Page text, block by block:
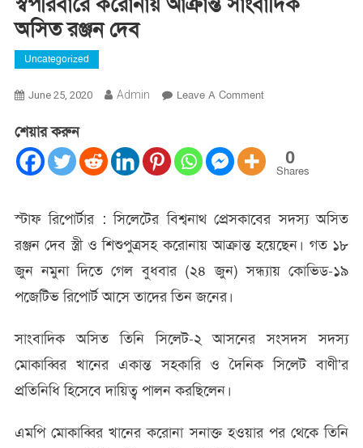
অসিত রঞ্জন দেব
Uncategorized
June 25, 2020 Admin Leave A CommentOn
আক্রান্ত
সাংবাদিক
দেব
শেয়ার করুন
0
Shares
স্টাফ রিপোর্টার : সিলেটের বিশ্বনাথ প্রেসকাবের সদস্য অসিত
রঞ্জন দেব স্ত্রী ও শিশুপুত্রসহ করোনায় আক্রান্ত হয়েছেন। গত ১৮
জুন নমুনা দিতে গেল বুধবার (২৪ জুন) সন্ধ্যায় কোভিড-১৯
পজেটিভ রিপোর্ট আসে তাদের তিন জনের।
সাংবাদিক অসিত তিনি সিলেট-২ আসনের সংসদস সদস্য
মোকাব্বির খানের একান্ত সহকারি ও দৈনিক সিলেট বাণী’র
প্রতিনিধি হিসেবে দায়িত্ব পালন করছিলেন।
এমপি মোকাব্বির খানের করোনা সনাক্ত হওয়ার পর থেকে তিনি